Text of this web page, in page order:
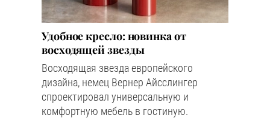
Удобное кресло: новинка от
восходящей звезды
Восходящая звезда европейского
дизайна, немец Вернер Айсслингер
спроектировал универсальную и
комфортную мебель в гостиную.